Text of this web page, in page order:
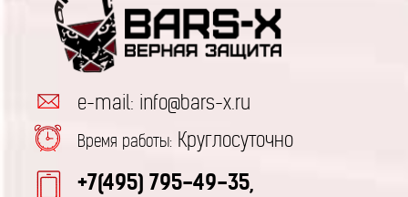
e-mail: info@bars-x.ru
Время работы: Круглосуточно
+7(495) 795-49-35,